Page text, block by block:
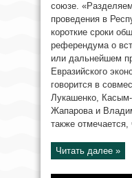
союзе.
проведения в
короткие сроки
референдума о
или дальнейшем
Евразийского
говорится в
Лукашенко,
Жапарова и
также отмечается,
Читать далее »